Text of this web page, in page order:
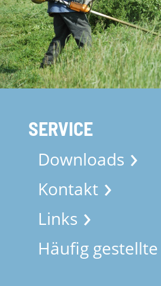
SERVICE
Downloads
Kontakt
Links
Häufig gestellte